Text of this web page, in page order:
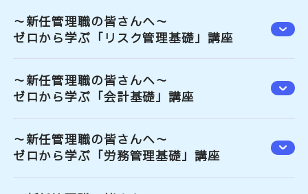
～新任管理職の皆さんへ～
ゼロから学ぶ「リスク管理基礎」講座
～新任管理職の皆さんへ～
ゼロから学ぶ「会計基礎」講座
～新任管理職の皆さんへ～
ゼロから学ぶ「労務管理基礎」講座